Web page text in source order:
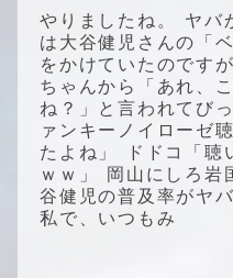
やりましたね。 ヤバ
は大谷健児さんの「
をかけていたのです
ちゃんから「あれ、
ね？」と言われてび
ァンキーノイローゼ
たよね」 ドドコ「聴
ｗｗ」 岡山にしろ岩
谷健児の普及率がヤ
私で、いつもみ